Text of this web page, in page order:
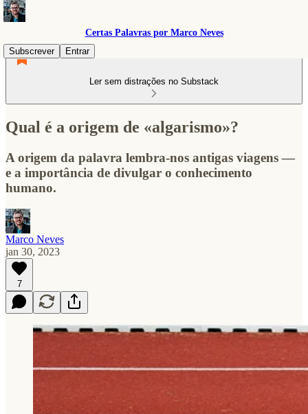
Certas Palavras por Marco Neves
Subscrever
Entrar
Ler sem distrações no Substack
Qual é a origem de «algarismo»?
A origem da palavra lembra-nos antigas viagens —
e a importância de divulgar o conhecimento
humano.
Marco Neves
jan 30, 2023
7